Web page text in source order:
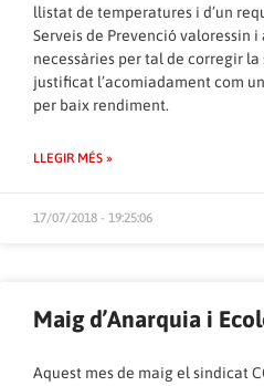
llistat de temperatures i d’un
Serveis de Prevenció valoressin
necessàries per tal de corregir la
justificat l’acomiadament com
per baix rendiment.
LLEGIR MÉS »
17/07/2018 - 19:25:06
Maig d’Anarquia i
Aquest mes de maig el sindicat